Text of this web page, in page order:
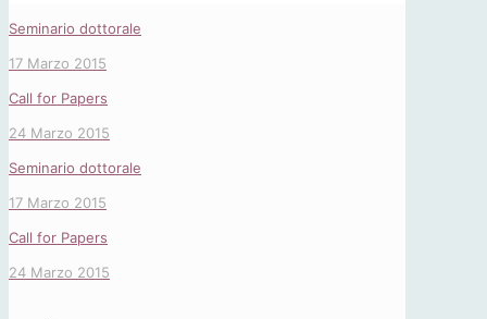
Seminario dottorale
17 Marzo 2015
Call for Papers
24 Marzo 2015
Seminario dottorale
17 Marzo 2015
Call for Papers
24 Marzo 2015